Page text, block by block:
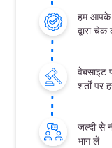
हम आपके
द्वारा
वेबसाइट
शर्तों पर
जल्दी से
भाग लें